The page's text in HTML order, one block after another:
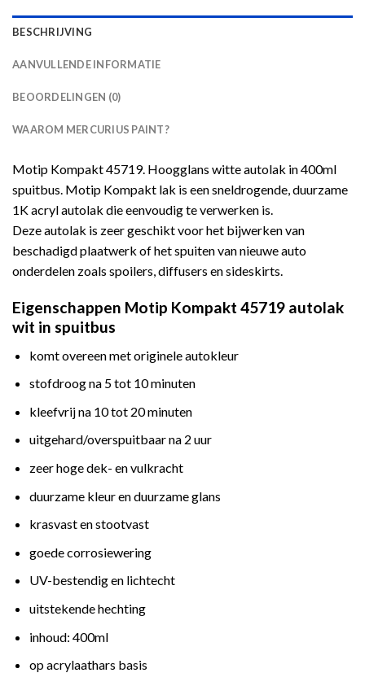
BESCHRIJVING
AANVULLENDE INFORMATIE
BEOORDELINGEN (0)
WAAROM MERCURIUS PAINT?
Motip Kompakt 45719. Hoogglans witte autolak in 400ml
spuitbus. Motip Kompakt lak is een sneldrogende, duurzame
1K acryl autolak die eenvoudig te verwerken is.
Deze autolak is zeer geschikt voor het bijwerken van
beschadigd plaatwerk of het spuiten van nieuwe auto
onderdelen zoals spoilers, diffusers en sideskirts.
Eigenschappen Motip Kompakt 45719 autolak
wit in spuitbus
komt overeen met originele autokleur
stofdroog na 5 tot 10 minuten
kleefvrij na 10 tot 20 minuten
uitgehard/overspuitbaar na 2 uur
zeer hoge dek- en vulkracht
duurzame kleur en duurzame glans
krasvast en stootvast
goede corrosiewering
UV-bestendig en lichtecht
uitstekende hechting
inhoud: 400ml
op acrylaathars basis